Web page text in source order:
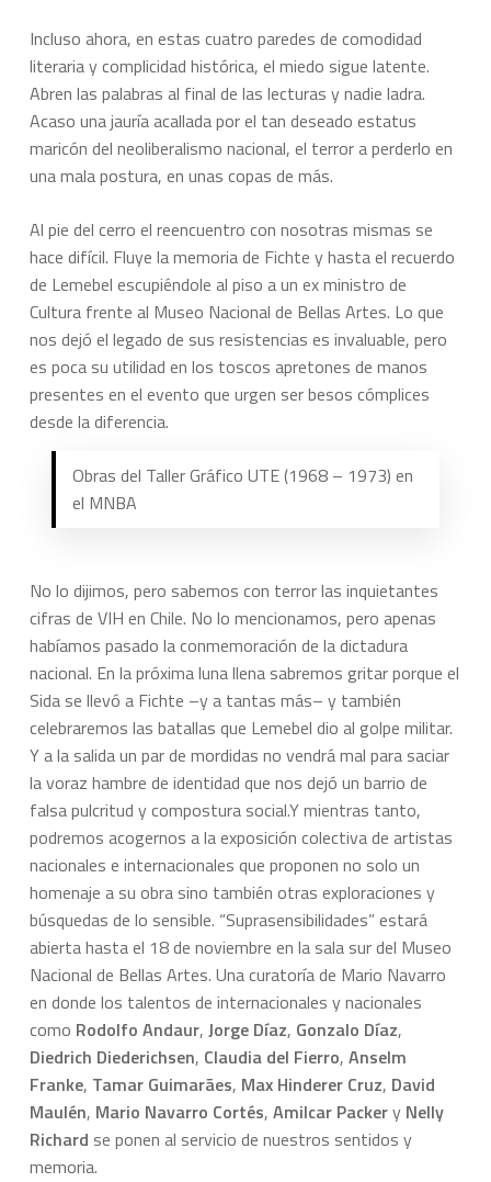
Incluso ahora, en estas cuatro paredes de comodidad
literaria y complicidad histórica, el miedo sigue latente.
Abren las palabras al final de las lecturas y nadie ladra.
Acaso una jauría acallada por el tan deseado estatus
maricón del neoliberalismo nacional, el terror a perderlo en
una mala postura, en unas copas de más.
Al pie del cerro el reencuentro con nosotras mismas se
hace difícil. Fluye la memoria de Fichte y hasta el recuerdo
de Lemebel escupiéndole al piso a un ex ministro de
Cultura frente al Museo Nacional de Bellas Artes. Lo que
nos dejó el legado de sus resistencias es invaluable, pero
es poca su utilidad en los toscos apretones de manos
presentes en el evento que urgen ser besos cómplices
desde la diferencia.
Obras del Taller Gráfico UTE (1968 – 1973) en
el MNBA
No lo dijimos, pero sabemos con terror las inquietantes
cifras de VIH en Chile. No lo mencionamos, pero apenas
habíamos pasado la conmemoración de la dictadura
nacional. En la próxima luna llena sabremos gritar porque el
Sida se llevó a Fichte –y a tantas más– y también
celebraremos las batallas que Lemebel dio al golpe militar.
Y a la salida un par de mordidas no vendrá mal para saciar
la voraz hambre de identidad que nos dejó un barrio de
falsa pulcritud y compostura social.Y mientras tanto,
podremos acogernos a la exposición colectiva de artistas
nacionales e internacionales que proponen no solo un
homenaje a su obra sino también otras exploraciones y
búsquedas de lo sensible. “Suprasensibilidades” estará
abierta hasta el 18 de noviembre en la sala sur del Museo
Nacional de Bellas Artes. Una curatoría de Mario Navarro
en donde los talentos de internacionales y nacionales
como Rodolfo Andaur, Jorge Díaz, Gonzalo Díaz,
Diedrich Diederichsen, Claudia del Fierro, Anselm
Franke, Tamar Guimarães, Max Hinderer Cruz, David
Maulén, Mario Navarro Cortés, Amilcar Packery Nelly
Richard se ponen al servicio de nuestros sentidos y
memoria.